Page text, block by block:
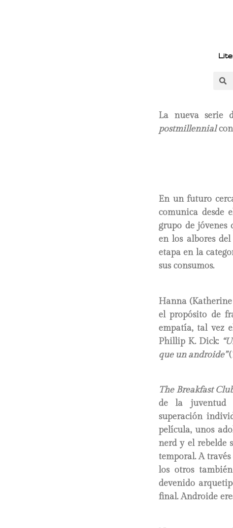
La nueva serie
postmillennialcon
En un futuro
comunica desde
grupo de jóvenes
en los albores
etapa en la
sus consumos.
Hanna
el propósito de
empatía, tal vez
Phillip K. Dick:
que un androide”(
The Breakfast
de la juventud
superación
película, unos
nerd y el rebelde
temporal. A
los otros
devenido
final. Androide